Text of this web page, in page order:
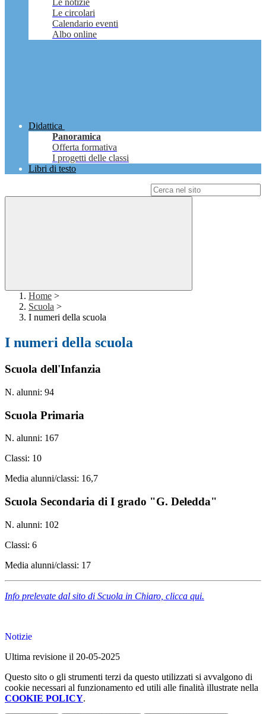
Le notizie
Le circolari
Calendario eventi
Albo online
Didattica
Panoramica
Offerta formativa
I progetti delle classi
Libri di testo
Home >
Scuola >
I numeri della scuola
I numeri della scuola
Scuola dell'Infanzia
N. alunni: 94
Scuola Primaria
N. alunni: 167
Classi: 10
Media alunni/classi: 16,7
Scuola Secondaria di I grado "G. Deledda"
N. alunni: 102
Classi: 6
Media alunni/classi: 17
Info prelevate dal sito di Scuola in Chiaro, clicca qui.
Notizie
Ultima revisione il 20-05-2025
Questo sito o gli strumenti terzi da questo utilizzati si avvalgono di
cookie necessari al funzionamento ed utili alle finalità illustrate nella
COOKIE POLICY.